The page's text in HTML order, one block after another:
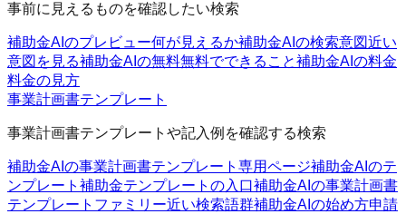
事前に見えるものを確認したい検索
補助金AIのプレビュー何が見えるか補助金AIの検索意図近い
意図を見る補助金AIの無料無料でできること補助金AIの料金
料金の見方
事業計画書テンプレート
事業計画書テンプレートや記入例を確認する検索
補助金AIの事業計画書テンプレート 専用ページ補助金AIのテ
ンプレート 補助金テンプレートの入口補助金AIの事業計画書
テンプレートファミリー近い検索語群補助金AIの始め方申請